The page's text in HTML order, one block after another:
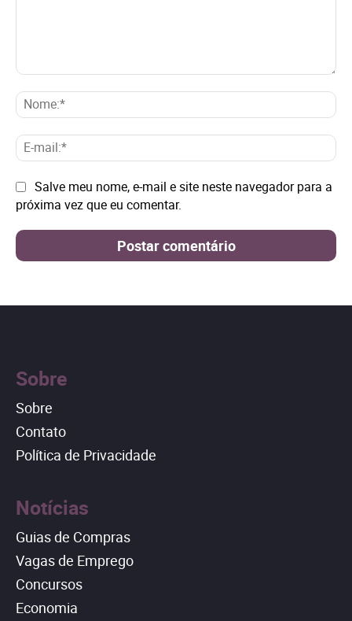
E-
Site: Salve meu nome, e-mail e site neste navegador para a
próxima vez que eu comentar.
Sobre
Sobre
Contato
Política de Privacidade
Notícias
Guias de Compras
Vagas de Emprego
Concursos
Economia